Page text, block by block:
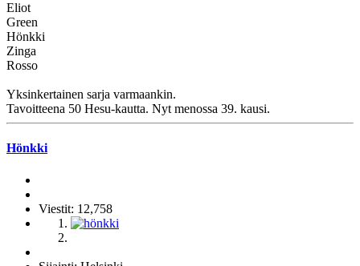
Eliot
Green
Hönkki
Zinga
Rosso
Yksinkertainen sarja varmaankin.
Tavoitteena 50 Hesu-kautta. Nyt menossa 39. kausi.
Hönkki
Viestit: 12,758